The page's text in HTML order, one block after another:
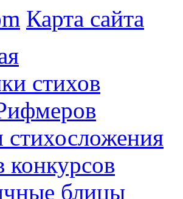
Карта сайта
стихов
стихосложения
конкурсов
блицы